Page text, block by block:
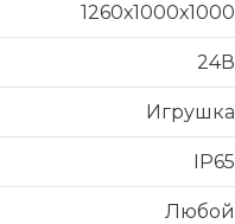
1260х1000х1000
24В
Игрушка
IP65
Любой